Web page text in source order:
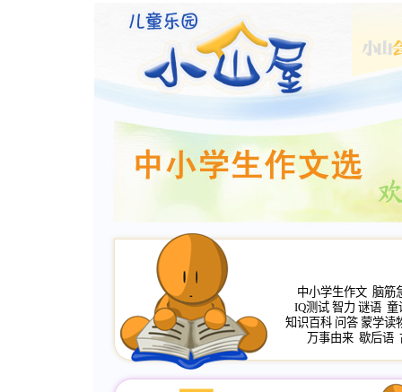
中小学生作文 脑筋
IQ测试 智力 谜语 童
知识百科 问答 蒙学读
万事由来 歇后语